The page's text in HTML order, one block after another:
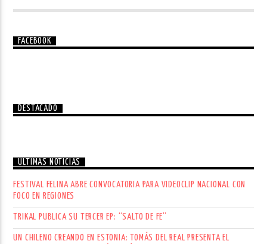
FACEBOOK
DESTACADO
ÚLTIMAS NOTICIAS
FESTIVAL FELINA ABRE CONVOCATORIA PARA VIDEOCLIP NACIONAL CON
FOCO EN REGIONES
TRIKAL PUBLICA SU TERCER EP: “SALTO DE FE”
UN CHILENO CREANDO EN ESTONIA: TOMÁS DEL REAL PRESENTA EL